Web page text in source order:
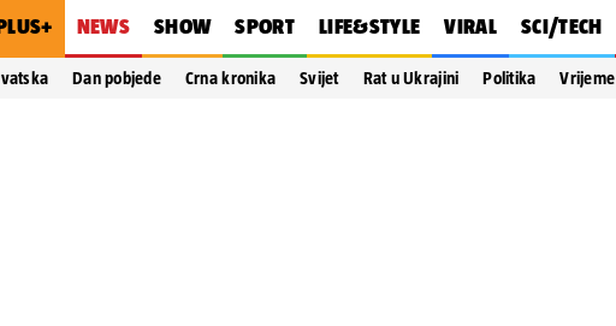
NEWS SHOW SPORT LIFE&STYLE VIRAL SCI/TECH
Dan pobjede Crna kronika Svijet Rat u Ukrajini Politika Vrijeme